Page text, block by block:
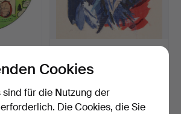
Sole…
Stoff-Collage.
Beendet 26. Dez 2025
1 Gebot
47 USD
Cookies
sind für die Nutzung der
Die Cookies, die Sie